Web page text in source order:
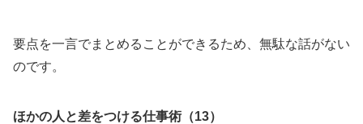
要点を一言でまとめることができるため、無駄な話がない
のです。
ほかの人と差をつける仕事術（13）